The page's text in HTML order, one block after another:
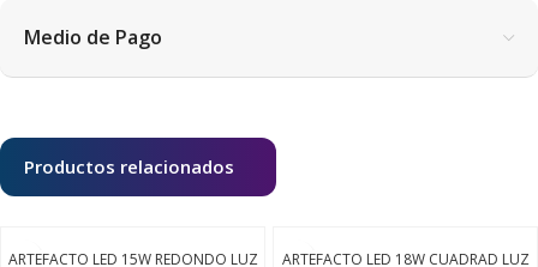
Medio de Pago
Productos relacionados
ARTEFACTO LED 15W REDONDO LUZ ARTEFACTO LED 18W CUADRAD LUZ